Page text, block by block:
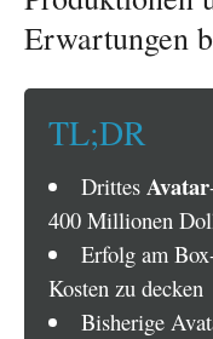
Erwartungen
TL;DR
Drittes Avatar
400 Millionen
Erfolg am
Kosten zu decken
Bisherige